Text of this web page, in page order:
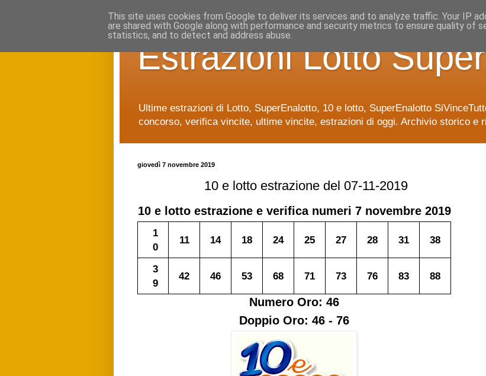
Estrazioni Lotto
Ultime estrazioni di Lotto, SuperEnalotto, 10 e lotto, SuperEnalotto
concorso, verifica vincite, ultime vincite, estrazioni di oggi. Archivio storico e
giovedì 7 novembre 2019
10 e lotto estrazione del 07-11-2019
10 e lottoestrazione e verifica numeri 7 novembre 2019
1
0
11 14 18 24 25 27 28 31 38
3
9
42 46 53 68 71 73 76 83 88
Numero Oro: 46
Doppio Oro: 46 - 76
This site uses cookies from Google to deliver its services and to analyze traffic. Your IP
are shared with Google along with performance and security metrics to ensure quality of
statistics, and to detect and address abuse.